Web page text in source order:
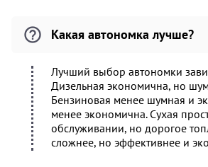
Какая автономка лучше?
Лучший выбор автономки
Дизельная экономична, но
Бензиновая менее шумная и
менее экономична. Сухая
обслуживании, но дорогое
сложнее, но эффективнее и